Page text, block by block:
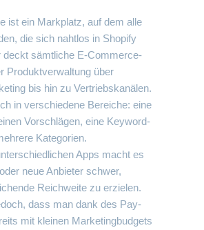
ist ein Markplatz, auf dem alle
die sich nahtlos in Shopify
deckt sämtliche E-Commerce-
Produktverwaltung über
bis hin zu Vertriebskanälen.
in verschiedene Bereiche: eine
Vorschlägen, eine Keyword-
Kategorien.
Apps macht es
neue Anbieter schwer,
Reichweite zu erzielen.
dass man dank des Pay-
mit kleinen Marketingbudgets